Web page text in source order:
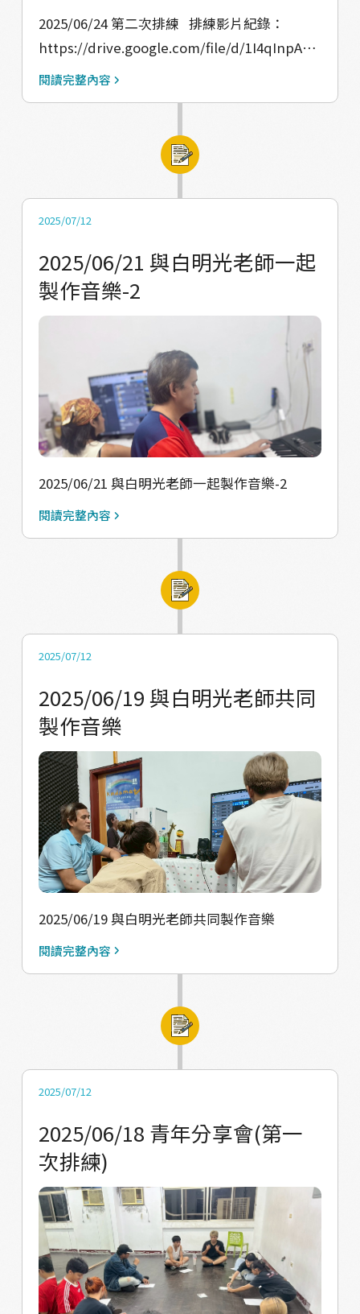
2025/06/24 第二次排練 排練影片紀錄：
https://drive.google.com/file/d/1I4qInpAbO
tXoZfjqukADM-EChTVufFU1/view?
G9kuBiC0-cONHf6KdWUhpLv/view?
閱讀完整內容
2025/07/12
2025/06/21 與白明光老師一起
製作音樂-2
2025/06/21 與白明光老師一起製作音樂-2
閱讀完整內容
2025/07/12
2025/06/19 與白明光老師共同
製作音樂
2025/06/19 與白明光老師共同製作音樂
閱讀完整內容
2025/07/12
2025/06/18 青年分享會(第一
次排練)